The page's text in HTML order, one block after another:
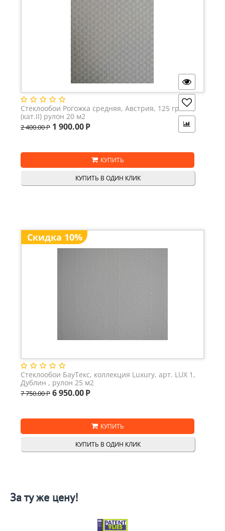
Стеклообои Рогожка средняя, Австрия, 125 гр./м2,
(кат.II) рулон 20 м2
2 400.00Р 1 900.00Р
КУПИТЬ
КУПИТЬ В ОДИН КЛИК
Скидка 10%
Стеклообои БауТекс, коллекция Luxury, арт. LUX 1,
Дублин , рулон 25 м2
7 750.00Р 6 950.00Р
КУПИТЬ
КУПИТЬ В ОДИН КЛИК
За ту же цену!